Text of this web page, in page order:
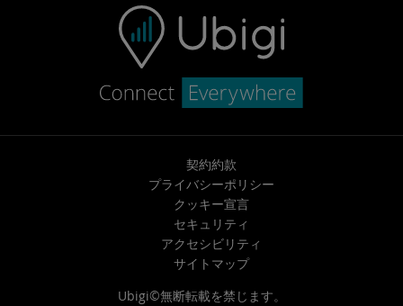
契約約款
プライバシーポリシー
クッキー宣言
セキュリティ
アクセシビリティ
サイトマップ
Ubigi©無断転載を禁じます。